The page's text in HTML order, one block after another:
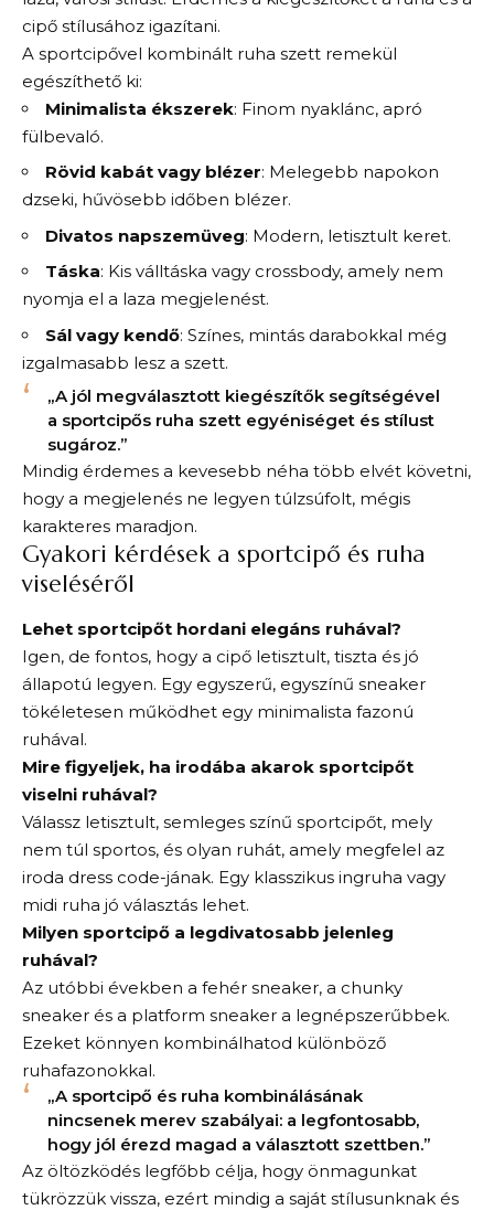
cipő stílusához igazítani.
A sportcipővel kombinált ruha szett remekül
egészíthető ki:
Minimalista ékszerek: Finom nyaklánc, apró
fülbevaló.
Rövid kabát vagy blézer: Melegebb napokon
dzseki, hűvösebb időben blézer.
Divatos napszemüveg: Modern, letisztult keret.
Táska: Kis válltáska vagy crossbody, amely nem
nyomja el a laza megjelenést.
Sál vagy kendő: Színes, mintás darabokkal még
izgalmasabb lesz a szett.
„A jól megválasztott kiegészítők segítségével
a sportcipős ruha szett egyéniséget és stílust
sugároz.”
Mindig érdemes a kevesebb néha több elvét követni,
hogy a megjelenés ne legyen túlzsúfolt, mégis
karakteres maradjon.
Gyakori kérdések a sportcipő és ruha
viseléséről
Lehet sportcipőt hordani elegáns ruhával?
Igen, de fontos, hogy a cipő letisztult, tiszta és jó
állapotú legyen. Egy egyszerű, egyszínű sneaker
tökéletesen működhet egy minimalista fazonú
ruhával.
Mire figyeljek, ha irodába akarok sportcipőt
viselni ruhával?
Válassz letisztult, semleges színű sportcipőt, mely
nem túl sportos, és olyan ruhát, amely megfelel az
iroda dress code-jának. Egy klasszikus ingruha vagy
midi ruha jó választás lehet.
Milyen sportcipő a legdivatosabb jelenleg
ruhával?
Az utóbbi években a fehér sneaker, a chunky
sneaker és a platform sneaker a legnépszerűbbek.
Ezeket könnyen kombinálhatod különböző
ruhafazonokkal.
„A sportcipő és ruha kombinálásának
nincsenek merev szabályai: a legfontosabb,
hogy jól érezd magad a választott szettben.”
Az öltözködés legfőbb célja, hogy önmagunkat
tükrözzük vissza, ezért mindig a saját stílusunknak és